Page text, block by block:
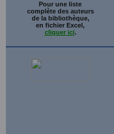
Pour une liste
complète des auteurs
de la bibliothèque,
en fichier Excel,
cliquer ici.